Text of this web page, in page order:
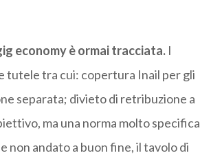
economy è ormai tracciata.I
tutele tra cui: copertura Inail per gli
separata; divieto di retribuzione a
ma una norma molto specifica
non andato a buon fine, il tavolo di